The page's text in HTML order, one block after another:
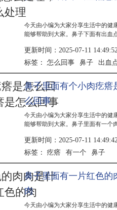
今天由小编为大家分享生活中的健
能够帮助到大家。鼻子下面有出血
血点的...
更新时间：2025-07-11
标签： 怎么回事 鼻子 出血
鼻子里面有个小肉疙瘩
么回事
今天由小编为大家分享生活中的健
能够帮助到大家。鼻子里面有一个
法包括...
更新时间：2025-07-11
标签： 疙瘩 有一个 鼻子
鼻子里面有一片红色的
肉
今天由小编为大家分享生活中的健